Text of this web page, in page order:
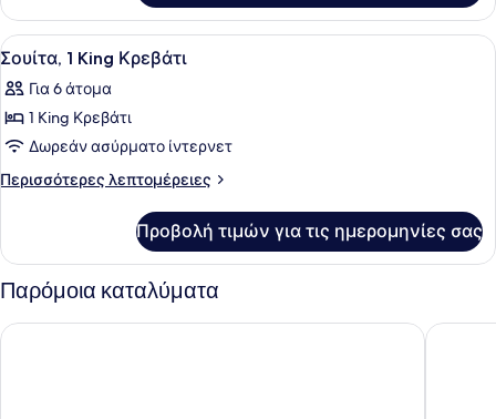
(Longevity)
Προβολή
όλων
των
φωτογραφιών
για
Σουίτα,
Κρεβάτι
Ένα σύγχρονο δωμάτιο
4
Σουίτα, 1 King Κρεβάτι
Για 6 άτομα
1 King Κρεβάτι
Δωρεάν ασύρματο ίντερνετ
Περισσότερες λεπτομέρειες
Περισσότερες
1
Κρεβάτι
Προβολή τιμών για τις ημερομηνίες σας
Παρόμοια καταλύματα
Swandor Hotels & Resort Topkapi Palace - All Inclusive